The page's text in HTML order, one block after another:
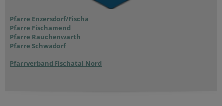
Pfarre Enzersdorf/Fischa
Pfarre Fischamend
Pfarre Rauchenwarth
Pfarre Schwadorf
Pfarrverband Fischatal Nord